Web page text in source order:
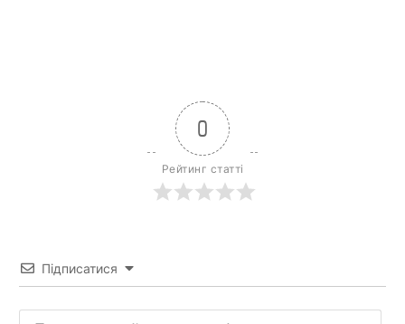
0
Рейтинг статті
Підписатися